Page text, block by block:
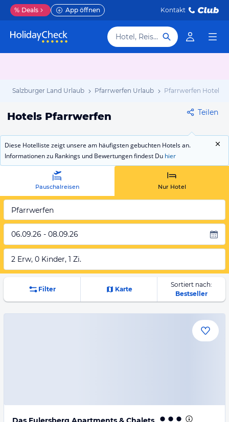
% Deals App öffnen Kontakt
Hotel, Reiseziel
Salzburger Land Urlaub Pfarrwerfen Urlaub Pfarrwerfen Hotels
Hotels Pfarrwerfen Teilen
Diese Hotelliste zeigt unsere am häufigsten gebuchten Hotels an.
Informationen zu Rankings und Bewertungen findest Du hier
Pauschalreisen Nur Hotel
Pfarrwerfen
06.09.26 - 08.09.26
2 Erw, 0 Kinder, 1 Zi.
Filter Karte
Sortiert nach:
Bestseller